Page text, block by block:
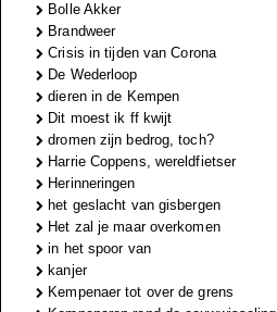
Bolle Akker
Brandweer
Crisis in tijden van Corona
De Wederloop
dieren in de Kempen
Dit moest ik ff kwijt
dromen zijn bedrog, toch?
Harrie Coppens, wereldfietser
Herinneringen
het geslacht van gisbergen
Het zal je maar overkomen
in het spoor van
kanjer
Kempenaer tot over de grens